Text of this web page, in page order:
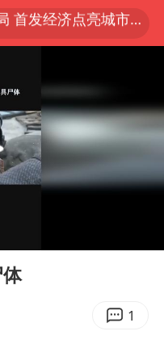
中方回应是否在太平洋海底开采稀土
行价格150.80元/股
宇树科技王兴兴身家有望超200亿元
价一箱上涨近百元
秘密设立古巴工作组
沉降致车辆损坏”不实
1